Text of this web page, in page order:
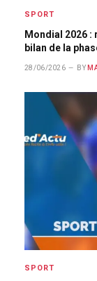
SPORT
Mondial 2026
bilan de la
28/06/2026 BY
SPORT